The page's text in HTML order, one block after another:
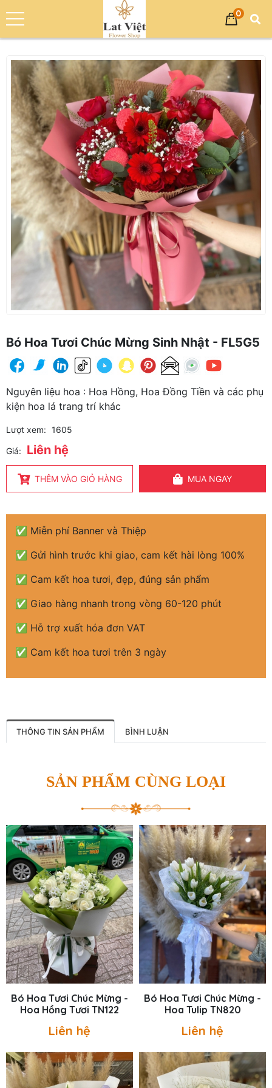
0
Trang chủ Bó Hoa
Bó Hoa Tươi Chúc Mừng Sinh Nhật - FL5G5
Bó Hoa Tươi Chúc Mừng Sinh Nhật - FL5G5
Nguyên liệu hoa : Hoa Hồng, Hoa Đồng Tiền và các phụ
kiện hoa lá trang trí khác
Lượt xem: 1605
Giá: Liên hệ
THÊM VÀO GIỎ HÀNG MUA NGAY
✅ Miễn phí Banner và Thiệp
✅ Gửi hình trước khi giao, cam kết hài lòng 100%
✅ Cam kết hoa tươi, đẹp, đúng sản phẩm
✅ Giao hàng nhanh trong vòng 60-120 phút
✅ Hỗ trợ xuất hóa đơn VAT
✅ Cam kết hoa tươi trên 3 ngày
THÔNG TIN SẢN PHẨM BÌNH LUẬN
SẢN PHẨM CÙNG LOẠI
Bó Hoa Tươi Chúc Mừng -
Hoa Hồng Tươi TN122
Liên hệ
Bó Hoa Tươi Chúc Mừng -
Hoa Tulip TN820
Liên hệ